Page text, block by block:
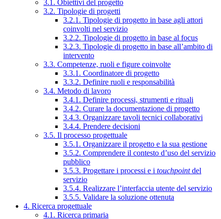
3.1. Obiettivi del progetto
3.2. Tipologie di progetti
3.2.1. Tipologie di progetto in base agli attori
coinvolti nel servizio
3.2.2. Tipologie di progetto in base al focus
3.2.3. Tipologie di progetto in base all’ambito di
intervento
3.3. Competenze, ruoli e figure coinvolte
3.3.1. Coordinatore di progetto
3.3.2. Definire ruoli e responsabilità
3.4. Metodo di lavoro
3.4.1. Definire processi, strumenti e rituali
3.4.2. Curare la documentazione di progetto
3.4.3. Organizzare tavoli tecnici collaborativi
3.4.4. Prendere decisioni
3.5. Il processo progettuale
3.5.1. Organizzare il progetto e la sua gestione
3.5.2. Comprendere il contesto d’uso del servizio
pubblico
3.5.3. Progettare i processi e i touchpointdel
servizio
3.5.4. Realizzare l’interfaccia utente del servizio
3.5.5. Validare la soluzione ottenuta
4. Ricerca progettuale
4.1. Ricerca primaria